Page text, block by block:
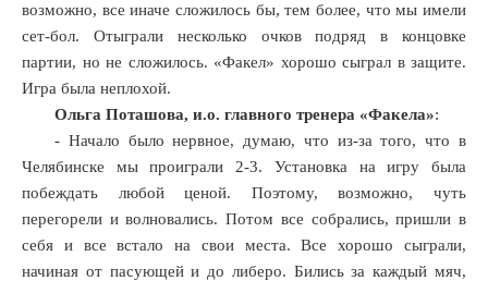
возможно, все иначе сложилось бы, тем более, что мы имели
сет-бол. Отыграли несколько очков подряд в концовке
партии, но не сложилось. «Факел» хорошо сыграл в защите.
Игра была неплохой.
Ольга Поташова, и.о. главного тренера «Факела»:
- Начало было нервное, думаю, что из-за того, что в
Челябинске мы проиграли 2-3. Установка на игру была
побеждать любой ценой. Поэтому, возможно, чуть
перегорели и волновались. Потом все собрались, пришли в
себя и все встало на свои места. Все хорошо сыграли,
начиная от пасующей и до либеро. Бились за каждый мяч,